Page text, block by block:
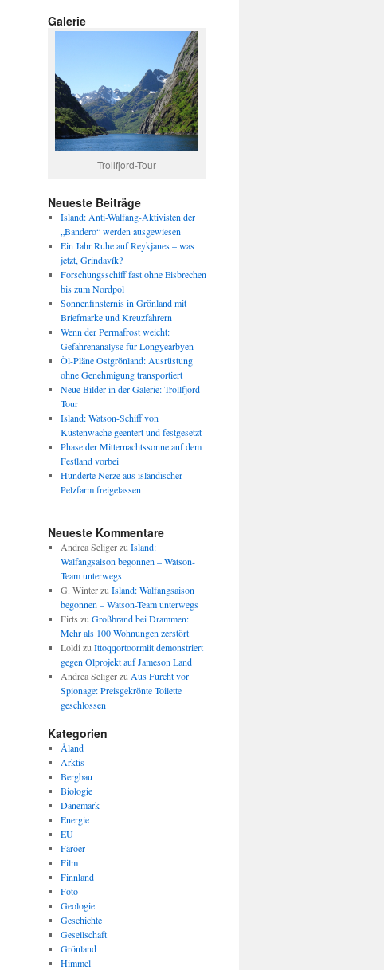
Galerie
Trollfjord-Tour
Neueste Beiträge
Island: Anti-Walfang-Aktivisten der
„Bandero“ werden ausgewiesen
Ein Jahr Ruhe auf Reykjanes – was
jetzt, Grindavík?
Forschungsschiff fast ohne Eisbrechen
bis zum Nordpol
Sonnenfinsternis in Grönland mit
Briefmarke und Kreuzfahrern
Wenn der Permafrost weicht:
Gefahrenanalyse für Longyearbyen
Öl-Pläne Ostgrönland: Ausrüstung
ohne Genehmigung transportiert
Neue Bilder in der Galerie: Trollfjord-
Tour
Island: Watson-Schiff von
Küstenwache geentert und festgesetzt
Phase der Mitternachtssonne auf dem
Festland vorbei
Hunderte Nerze aus isländischer
Pelzfarm freigelassen
Neueste Kommentare
Andrea Seligerzu Island:
Walfangsaison begonnen – Watson-
Team unterwegs
G. Winterzu Island: Walfangsaison
begonnen – Watson-Team unterwegs
Firts zu Großbrand bei Drammen:
Mehr als 100 Wohnungen zerstört
Loldi zu Ittoqqortoormiit demonstriert
gegen Ölprojekt auf Jameson Land
Andrea Seligerzu Aus Furcht vor
Spionage: Preisgekrönte Toilette
geschlossen
Kategorien
Åland
Arktis
Bergbau
Biologie
Dänemark
Energie
EU
Färöer
Film
Finnland
Foto
Geologie
Geschichte
Gesellschaft
Grönland
Himmel